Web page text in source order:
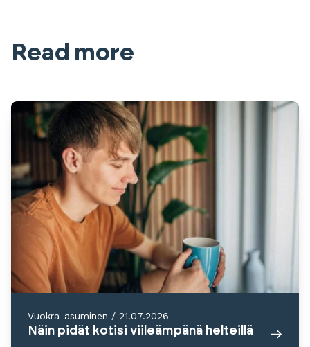
Read more
Vuokra-asuminen / 21.07.2026
Näin pidät kotisi viileämpänä helteillä